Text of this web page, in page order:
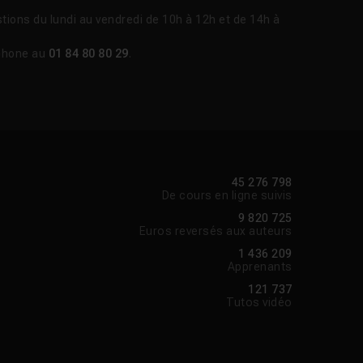
du lundi au vendredi de 10h à 12h et de 14h à
au 01 84 80 80 29.
45 276 798
De cours en ligne suivis
9 820 725
Euros reversés aux auteurs
1 436 209
Apprenants
121 737
Tutos vidéo